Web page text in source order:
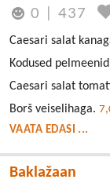
0 |437
Caesari salat
Kodused
Caesari salat
Borš veiselihaga.
VAATA EDASI ...
Baklažaan